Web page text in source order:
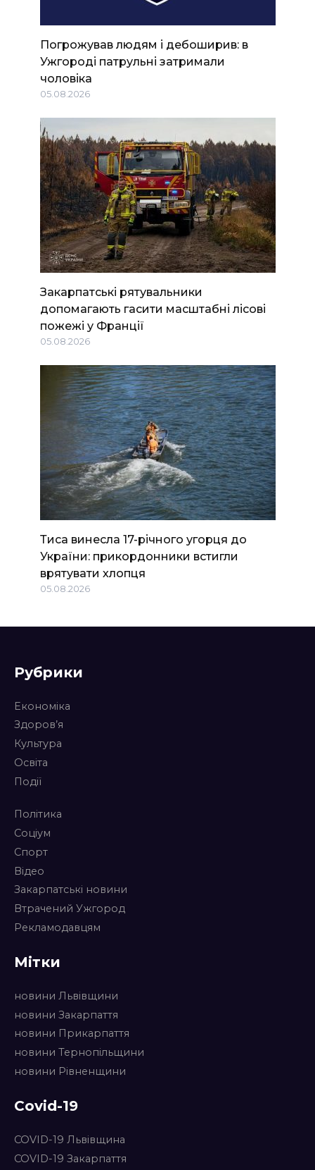
Погрожував людям і дебоширив: в
Ужгороді патрульні затримали
чоловіка
05.08.2026
Закарпатські рятувальники
допомагають гасити масштабні лісові
пожежі у Франції
05.08.2026
Тиса винесла 17-річного угорця до
України: прикордонники встигли
врятувати хлопця
05.08.2026
Рубрики
Економіка
Здоров’я
Культура
Освіта
Події
Політика
Соціум
Спорт
Відео
Закарпатські новини
Втрачений Ужгород
Рекламодавцям
Мітки
новини Львівщини
новини Закарпаття
новини Прикарпаття
новини Тернопільщини
новини Рівненщини
Covid-19
COVID-19 Львівщина
COVID-19 Закарпаття